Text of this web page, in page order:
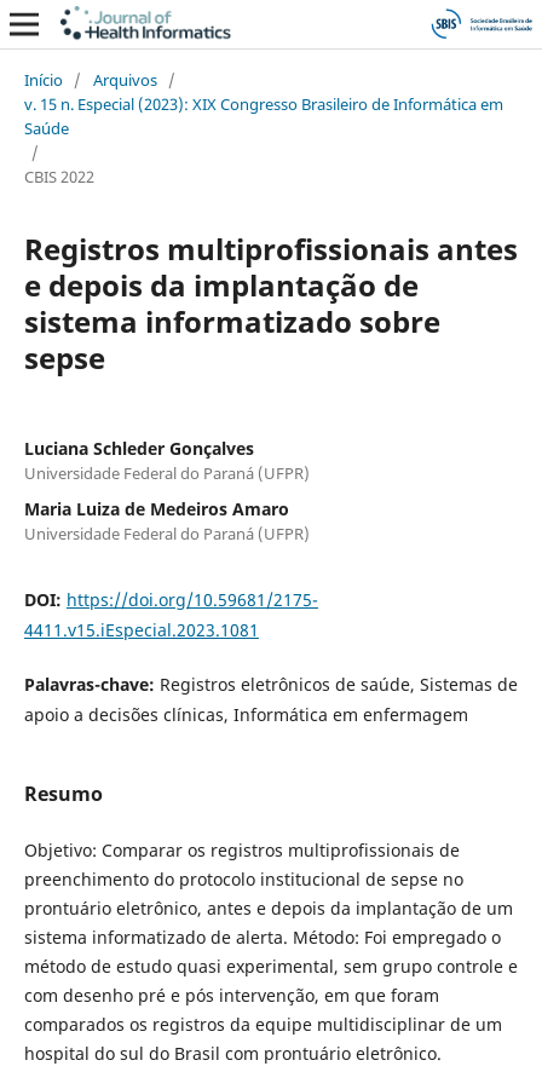
Início / Arquivos /
v. 15 n. Especial (2023): XIX Congresso Brasileiro de Informática em
Saúde
/
CBIS 2022
Registros multiprofissionais antes
e depois da implantação de
sistema informatizado sobre
sepse
Luciana Schleder Gonçalves
Universidade Federal do Paraná (UFPR)
Maria Luiza de Medeiros Amaro
Universidade Federal do Paraná (UFPR)
DOI: https://doi.org/10.59681/2175-
4411.v15.iEspecial.2023.1081
Palavras-chave: Registros eletrônicos de saúde, Sistemas de
apoio a decisões clínicas, Informática em enfermagem
Resumo
Objetivo: Comparar os registros multiprofissionais de
preenchimento do protocolo institucional de sepse no
prontuário eletrônico, antes e depois da implantação de um
sistema informatizado de alerta. Método: Foi empregado o
método de estudo quasi experimental, sem grupo controle e
com desenho pré e pós intervenção, em que foram
comparados os registros da equipe multidisciplinar de um
hospital do sul do Brasil com prontuário eletrônico.